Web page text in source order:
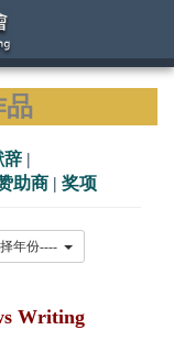
品
辞 |
助商 | 奖项
Writing